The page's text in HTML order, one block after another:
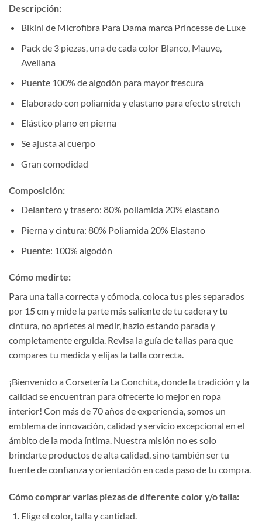
Descripción:
Bikini de Microfibra Para Dama marca Princesse de Luxe
Pack de 3 piezas, una de cada color Blanco, Mauve,
Avellana
Puente 100% de algodón para mayor frescura
Elaborado con poliamida y elastano para efecto stretch
Elástico plano en pierna
Se ajusta al cuerpo
Gran comodidad
Composición:
Delantero y trasero: 80% poliamida 20% elastano
Pierna y cintura: 80% Poliamida 20% Elastano
Puente: 100% algodón
Cómo medirte:
Para una talla correcta y cómoda, coloca tus pies separados
por 15 cm y mide la parte más saliente de tu cadera y tu
cintura, no aprietes al medir, hazlo estando parada y
completamente erguida. Revisa la guía de tallas para que
compares tu medida y elijas la talla correcta.
¡Bienvenido a Corsetería La Conchita, donde la tradición y la
calidad se encuentran para ofrecerte lo mejor en ropa
interior! Con más de 70 años de experiencia, somos un
emblema de innovación, calidad y servicio excepcional en el
ámbito de la moda íntima. Nuestra misión no es solo
brindarte productos de alta calidad, sino también ser tu
fuente de confianza y orientación en cada paso de tu compra.
Cómo comprar varias piezas de diferente color y/o talla:
Elige el color, talla y cantidad.